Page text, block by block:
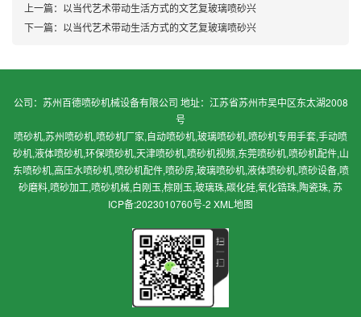
上一篇： 以当代艺术带动生活方式的文艺复玻璃喷砂兴
下一篇： 以当代艺术带动生活方式的文艺复玻璃喷砂兴
公司：苏州百德喷砂机械设备有限公司 地址：江苏省苏州市吴中区东太湖2008
号
喷砂机,苏州喷砂机,喷砂机厂家,自动喷砂机,玻璃喷砂机,喷砂机专用手套,手动喷
砂机,液体喷砂机,环保喷砂机,天津喷砂机,喷砂机视频,东莞喷砂机,喷砂机配件,山
东喷砂机,高压水喷砂机,喷砂机配件,喷砂房,玻璃喷砂机,液体喷砂机,喷砂设备,喷
砂磨料,喷砂加工,喷砂机械,白刚玉,棕刚玉,玻璃珠,碳化硅,氧化锆珠,陶瓷珠, 苏
ICP备:2023010760号-2 XML地图